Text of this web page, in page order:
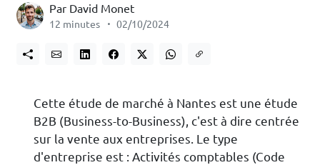
Par David Monet
12 minutes 02/10/2024
Cette étude de marché à Nantes est une étude
B2B (Business-to-Business), c'est à dire centrée
sur la vente aux entreprises. Le type
d'entreprise est : Activités comptables (Code